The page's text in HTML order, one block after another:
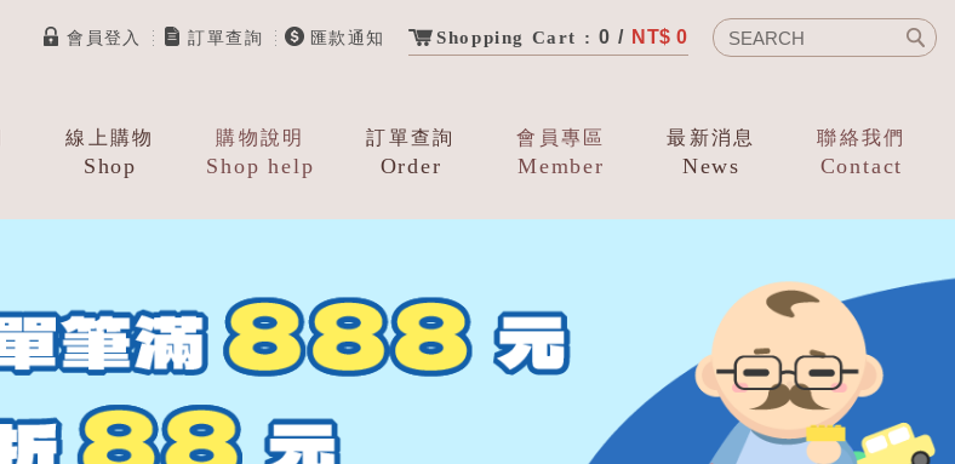
會員登入 訂單查詢 匯款通知 Shopping Cart : 0 / NT$ 0
線上購物
Shop
購物說明
Shop help
訂單查詢
Order
會員專區
Member
最新消息
News
聯絡我們
Contact